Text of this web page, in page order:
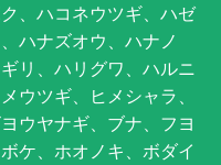
、ハコネウツギ、ハゼ
ハナズオウ、ハナノ
リ、ハリグワ、ハルニ
ウツギ、ヒメシャラ、
ウヤナギ、ブナ、フヨ
ケ、ホオノキ、ボダイ